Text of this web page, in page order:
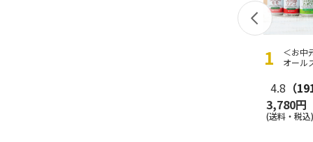
＜お中
オール
4.8 （
3,780円
(送料・税込)